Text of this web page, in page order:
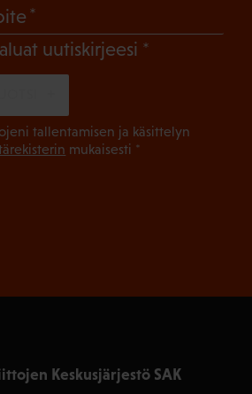
Keskusjärjestö SAK
uutiskirjeesi (Pakollinen)
tallentamisen ja käsittelyn
mukaisesti *